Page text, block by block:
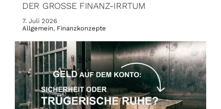
DER GROSSE FINANZ-IRRTUM
7. Juli 2026
Allgemein, Finanzkonzepte